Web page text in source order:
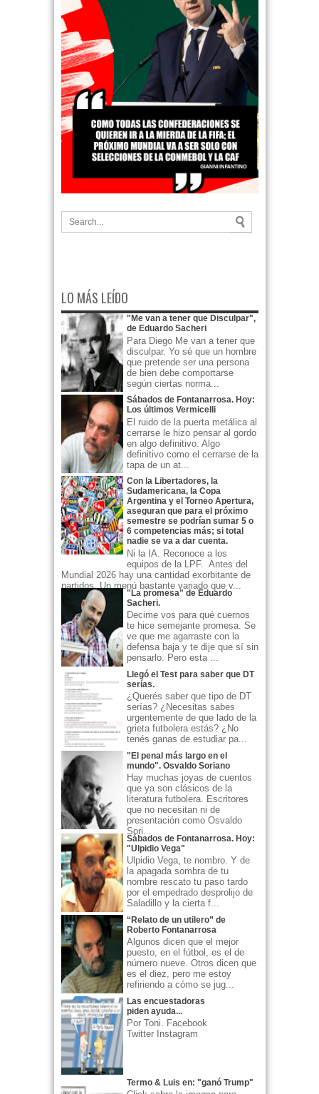
LO MÁS LEÍDO
"Me van a tener que Disculpar",
de Eduardo Sacheri
Para Diego Me van a tener que
disculpar. Yo sé que un hombre
que pretende ser una persona
de bien debe comportarse
según ciertas norma...
Sábados de Fontanarrosa. Hoy:
Los últimos Vermicelli
El ruido de la puerta metálica al
cerrarse le hizo pensar al gordo
en algo definitivo. Algo
definitivo como el cerrarse de la
tapa de un at...
Con la Libertadores, la
Sudamericana, la Copa
Argentina y el Torneo Apertura,
aseguran que para el próximo
semestre se podrían sumar 5 o
6 competencias más; si total
nadie se va a dar cuenta.
Ni la IA. Reconoce a los
equipos de la LPF. Antes del
Mundial 2026 hay una cantidad exorbitante de
partidos. Un menú bastante variado que v...
"La promesa" de Eduardo
Sacheri.
Decime vos para qué cuernos
te hice semejante promesa. Se
ve que me agarraste con la
defensa baja y te dije que sí sin
pensarlo. Pero esta ...
Llegó el Test para saber que DT
serías.
¿Querés saber que tipo de DT
serías? ¿Necesitas sabes
urgentemente de que lado de la
grieta futbolera estás? ¿No
tenés ganas de estudiar pa...
"El penal más largo en el
mundo". Osvaldo Soriano
Hay muchas joyas de cuentos
que ya son clásicos de la
literatura futbolera. Escritores
que no necesitan ni de
presentación como Osvaldo
Sori...
Sábados de Fontanarrosa. Hoy:
"Ulpidio Vega"
Ulpidio Vega, te nombro. Y de
la apagada sombra de tu
nombre rescato tu paso tardo
por el empedrado desprolijo de
Saladillo y la cierta f...
“Relato de un utilero” de
Roberto Fontanarrosa
Algunos dicen que el mejor
puesto, en el fútbol, es el de
número nueve. Otros dicen que
es el diez, pero me estoy
refiriendo a cómo se jug...
Las encuestadoras
piden ayuda...
Por Toni. Facebook
Twitter Instagram
Termo & Luis en: "ganó Trump"